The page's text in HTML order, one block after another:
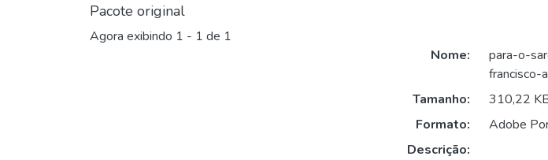
Pacote original
Agora exibindo 1 - 1 de 1
Nome:
para-o-
francisco-
Tamanho:
310,22
Formato:
Adobe
Descrição: